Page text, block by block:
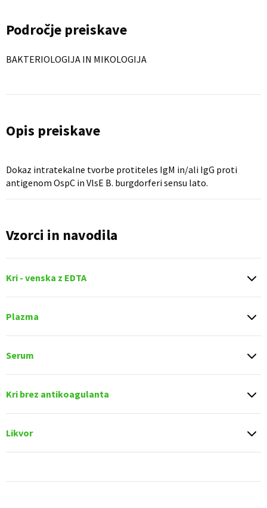
Področje preiskave
BAKTERIOLOGIJA IN MIKOLOGIJA
Opis preiskave
Dokaz intratekalne tvorbe protiteles IgM in/ali IgG proti
antigenom OspC in VlsE B. burgdorferi sensu lato.
Vzorci in navodila
Kri - venska z EDTA
Plazma
Serum
Kri brez antikoagulanta
Likvor